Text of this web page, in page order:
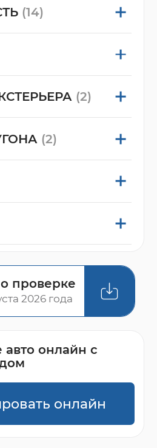
(14)
(2)
(2)
о проверке
2026 года
онлайн с
онлайн